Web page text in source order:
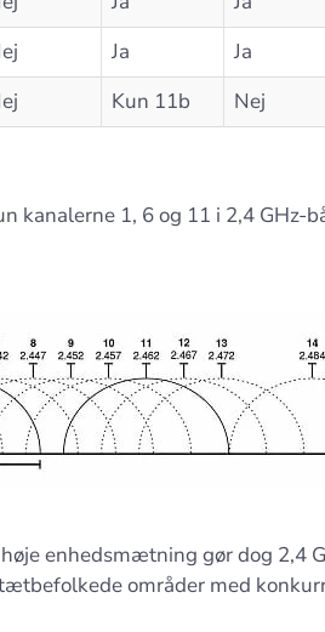
Ja
Ja
Kun 11b Nej
kanalerne 1, 6 og 11 i 2,4 GHz-
enhedsmætning gør dog 2,4
områder med